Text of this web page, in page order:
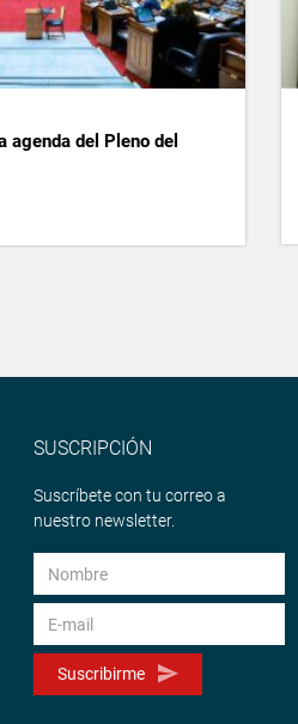
agenda del Pleno del
SUSCRIPCIÓN
Suscríbete con tu correo a
nuestro newsletter.
Suscribirme